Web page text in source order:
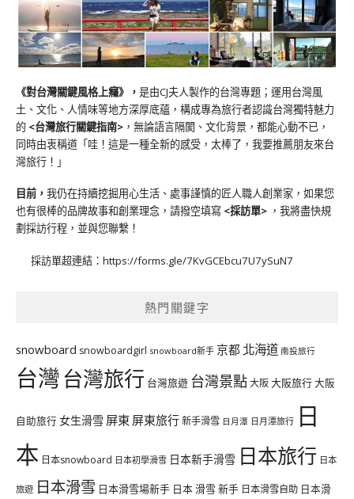
《對台灣關鍵風格上癮》 ， 是由CJ夫人製作的台灣專題；運用台灣風
土、文化、人情味等地方深厚底蘊，構成專為旅行者認識台灣獨特魅力
的 <台灣旅行關鍵指南> ，無論語言隔閡、文化背景，都能心動不已，
同時由衷稱道「哇！這是一種全新的感受，太棒了，我要推薦朋友來台
灣旅行！」
目前， 我仍在持續挖掘用心生活、處事謹慎的匠人職人創業家，如果您
也有很棒的品牌故事和創業理念，請撥空填寫 <採訪單> ，我將盡快規
劃採訪行程，並與您聯繫！
採訪單超連結： https://forms.gle/7KvGCEbcu7U7ySuN7
熱門關鍵字
snowboard snowboardgirl snowboard新手 京都 北海道 南投旅行
台灣台灣旅行 台灣旅遊 台灣景點大阪大阪旅行大阪
自助旅行 女生滑雪 屏東 屏東旅行新手滑雪 日月潭 日月潭旅行 日
本 日本snowboard 日本初學滑雪 日本新手滑雪 日本旅行 日本
旅遊 日本滑雪 日本滑雪場新手 日本 滑雪 新手 日本滑雪自助 日本滑